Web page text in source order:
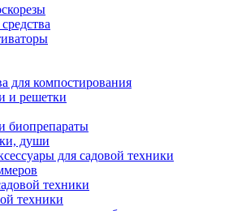
для компостирования
и решетки
биопрепараты
души
для садовой техники
техники
техники